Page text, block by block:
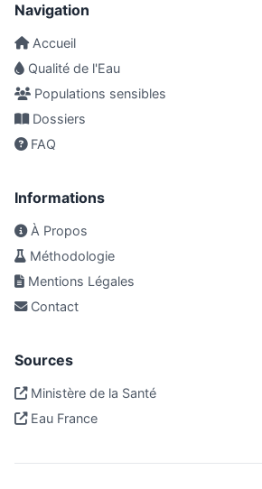
Navigation
Accueil
Qualité de l'Eau
Populations sensibles
Dossiers
FAQ
Informations
À Propos
Méthodologie
Mentions Légales
Contact
Sources
Ministère de la Santé
Eau France